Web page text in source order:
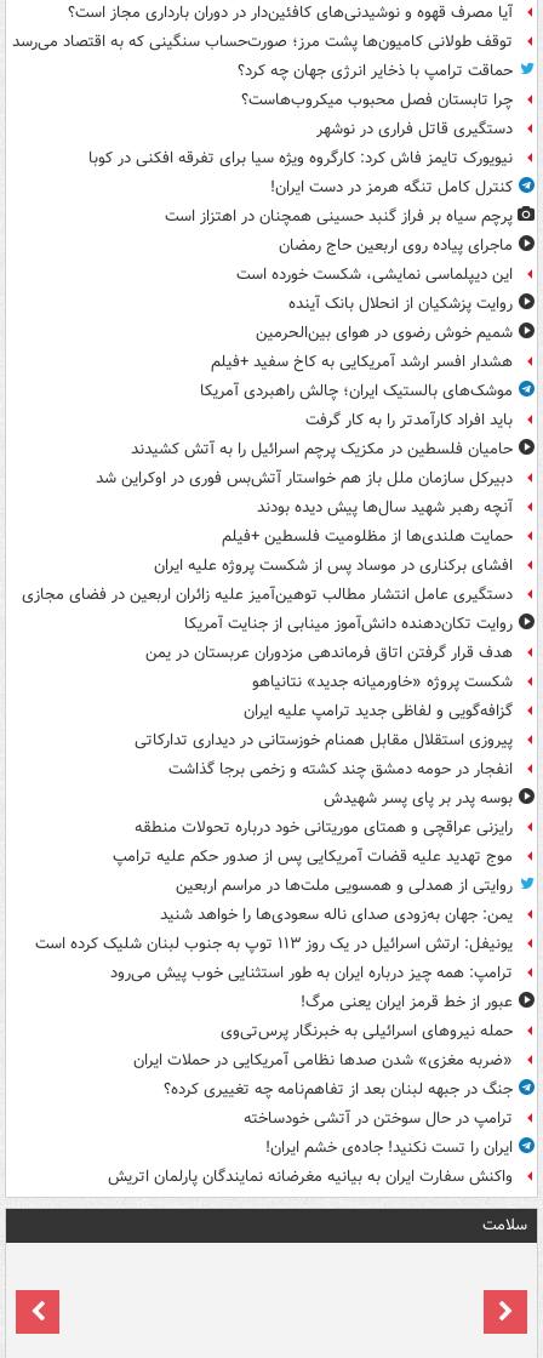
آیا مصرف قهوه و نوشیدنی‌های کافئین‌دار در دوران بارداری مجاز است؟
توقف طولانی کامیون‌ها پشت مرز؛ صورت‌حساب سنگینی که به اقتصاد می‌رسد
حماقت ترامپ با ذخایر انرژی جهان چه کرد؟
چرا تابستان فصل محبوب میکروب‌هاست؟
دستگیری قاتل فراری در نوشهر
نیویورک تایمز فاش کرد: کارگروه ویژه سیا برای تفرقه افکنی در کوبا
کنترل کامل تنگه هرمز در دست ایران!
پرچم سیاه بر فراز گنبد حسینی همچنان در اهتزاز است
ماجرای پیاده روی اربعین حاج رمضان
این دیپلماسی نمایشی، شکست خورده است
روایت پزشکیان از انحلال بانک آینده
شمیم خوش رضوی در هوای بین‌الحرمین
هشدار افسر ارشد آمریکایی به کاخ سفید +فیلم
موشک‌های بالستیک ایران؛ چالش راهبردی آمریکا
باید افراد کارآمدتر را به کار گرفت
حامیان فلسطین در مکزیک پرچم اسرائیل را به آتش کشیدند
دبیرکل سازمان ملل باز هم خواستار آتش‌بس فوری در اوکراین شد
آنچه رهبر شهید سال‌ها پیش دیده بودند
حمایت هلندی‌ها از مظلومیت فلسطین +فیلم
افشای برکناری در موساد پس از شکست پروژه علیه ایران
دستگیری عامل انتشار مطالب توهین‌آمیز علیه زائران اربعین در فضای مجازی
روایت تکان‌دهنده دانش‌آموز مینابی از جنایت آمریکا
هدف قرار گرفتن اتاق‌ فرماندهی مزدوران عربستان در یمن
شکست پروژه «خاورمیانه جدید» نتانیاهو
گزافه‌گویی و لفاظی جدید ترامپ علیه ایران
پیروزی استقلال مقابل همنام خوزستانی در دیداری تدارکاتی
انفجار در حومه دمشق چند کشته و زخمی برجا گذاشت
بوسه‌ پدر بر پای پسر شهیدش
رایزنی عراقچی و همتای موریتانی خود درباره تحولات منطقه
موج تهدید علیه قضات آمریکایی پس از صدور حکم علیه ترامپ
روایتی از همدلی و همسویی ملت‌ها در مراسم اربعین
یمن: جهان به‌زودی صدای ناله سعودی‌ها را خواهد شنید
یونیفل: ارتش اسرائیل در یک روز ۱۱۳ توپ به جنوب لبنان شلیک کرده است
ترامپ: همه چیز درباره ایران به طور استثنایی خوب پیش می‌رود
عبور از خط قرمز ایران یعنی مرگ!
حمله نیروهای اسرائیلی به خبرنگار پرس‌تی‌وی
«ضربه مغزی» شدن صدها نظامی آمریکایی در حملات ایران
جنگ در جبهه لبنان بعد از تفاهم‌نامه چه تغییری کرده؟
ترامپ در حال سوختن در آتشی خودساخته
ایران را تست نکنید! جاده‌ی خشم ایران!
واکنش سفارت ایران به بیانیه مغرضانه نمایندگان پارلمان اتریش
سلامت